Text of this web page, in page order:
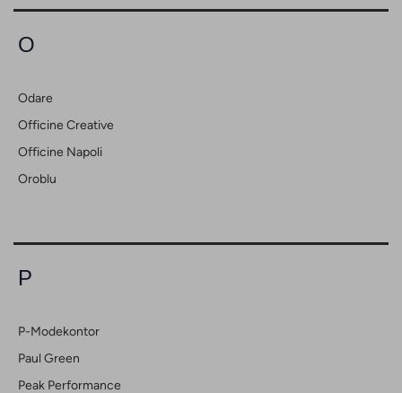
O
Odare
Officine Creative
Officine Napoli
Oroblu
P
P-Modekontor
Paul Green
Peak Performance